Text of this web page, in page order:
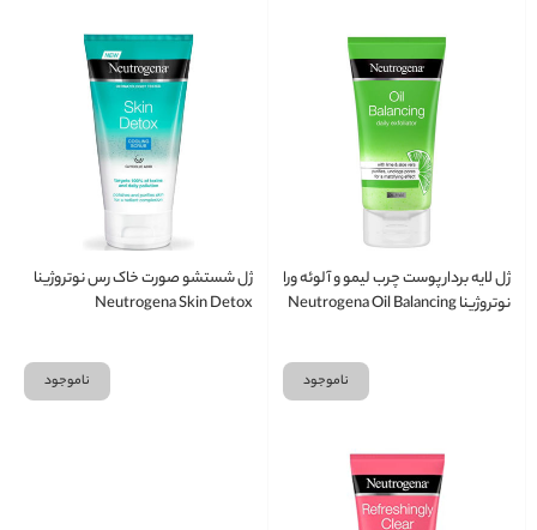
ژل لایه بردار پوست چرب لیمو و آلوئه ورا
نوتروژینا Neutrogena Oil Balancing
ناموجود
ژل شستشو صورت خاک رس نوتروژینا
Neutrogena Skin Detox
ناموجود